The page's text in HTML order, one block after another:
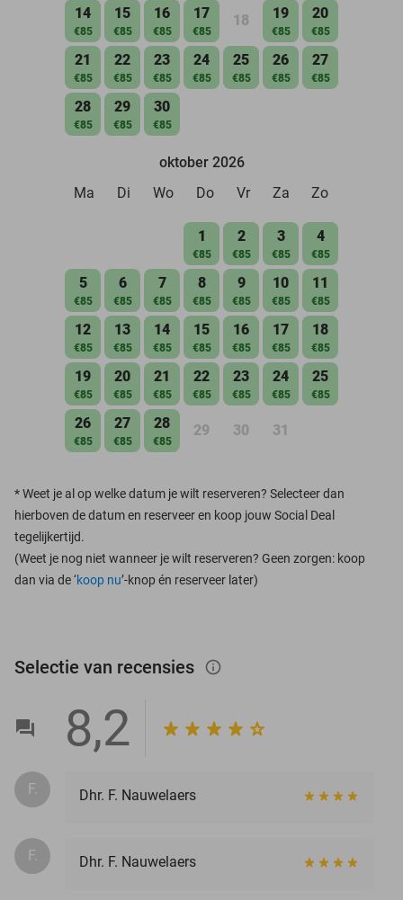
14
€85
15
€85
16
€85
17
€85
18 19
€85
20
€85
21
€85
22
€85
23
€85
24
€85
25
€85
26
€85
27
€85
28
€85
29
€85
30
€85
oktober 2026
Ma
Di Wo Do Vr Za Zo
1
€85
2
€85
3
€85
4
€85
5
€85
6
€85
7
€85
8
€85
9
€85
10
€85
11
€85
12
€85
13
€85
14
€85
15
€85
16
€85
17
€85
18
€85
19
€85
20
€85
21
€85
22
€85
23
€85
24
€85
25
€85
26
€85
27
€85
28
€85
29 30 31
*Weet je al op welke datum je wilt reserveren? Selecteer dan
hierboven de datum en reserveer en koop jouw Social Deal
tegelijkertijd.
(Weet je nog niet wanneer je wilt reserveren? Geen zorgen: koop
dan via de ‘koop nu’-knop én reserveer later)
Selectie van recensies info_outlined
8,2
F. Dhr. F. Nauwelaers
F. Dhr. F. Nauwelaers